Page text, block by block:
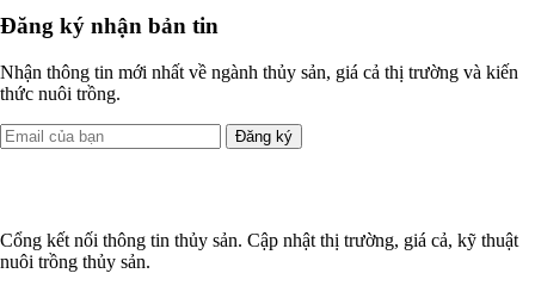
Đăng ký nhận bản tin
Nhận thông tin mới nhất về ngành thủy sản, giá cả thị trường và kiến
thức nuôi trồng.
Đăng ký
Cổng kết nối thông tin thủy sản. Cập nhật thị trường, giá cả, kỹ thuật
nuôi trồng thủy sản.